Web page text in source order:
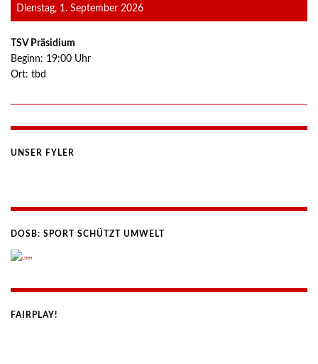
Dienstag, 1. September 2026
TSV Präsidium
Beginn: 19:00 Uhr
Ort: tbd
UNSER FYLER
DOSB: SPORT SCHÜTZT UMWELT
FAIRPLAY!